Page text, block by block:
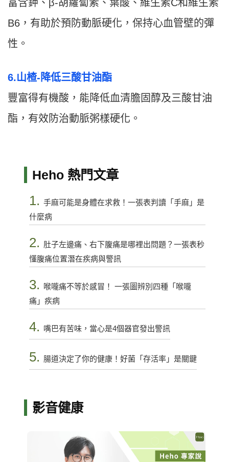
富含鉀、β-胡蘿蔔素、葉酸、維生素C和維生素
B6，有助於預防動脈硬化，保持心血管壁的彈
性。
6.山楂-降低三酸甘油酯
豐富得有機酸，能降低血清膽固醇及三酸甘油
酯，有效防治動脈粥樣硬化。
Heho 熱門文章
1. 手麻可能是身體在求救！一張表判讀「手麻」是
什麼病
2. 肚子左邊痛、右下腹痛是哪裡出問題？一張表秒
懂腹痛位置潛在疾病與警訊
3.
喉嚨痛不等於感冒！ 一張圖辨別四種「喉嚨
痛」疾病
4. 嘴巴有苦味，當心是4個器官發出警訊
5. 腸道決定了你的健康！好菌「存活率」是關鍵
影音健康